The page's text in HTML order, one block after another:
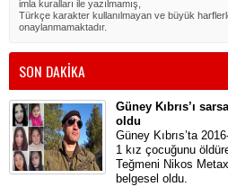
imla kuralları ile yazılmamış,
Türkçe karakter kullanılmayan ve büyük
onaylanmamaktadır.
SON DAKİKA
Güney Kıbrıs’ı
oldu
Güney Kıbrıs’ta
1 kız çocuğunu
Teğmeni Nikos
belgesel oldu.